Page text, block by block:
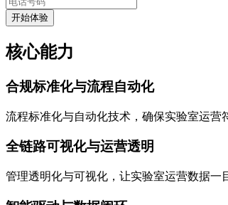
开始体验
核心能力
合规标准化与流程自动化
流程标准化与自动化技术，确保实验室运营
全链路可视化与运营透明
管理透明化与可视化，让实验室运营数据一